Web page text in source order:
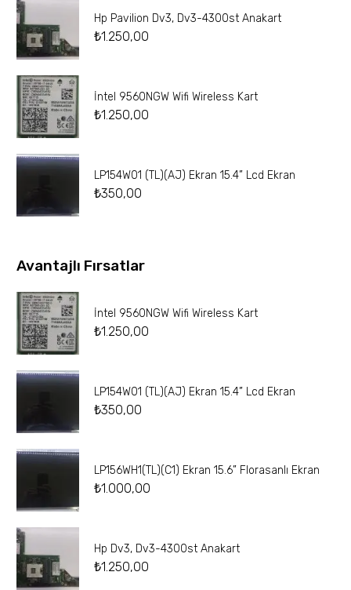
Hp Pavilion Dv3, Dv3-4300st Anakart
₺1.250,00
İntel 9560NGW Wifi Wireless Kart
₺1.250,00
LP154W01 (TL)(AJ) Ekran 15.4” Lcd Ekran
₺350,00
Avantajlı Fırsatlar
İntel 9560NGW Wifi Wireless Kart
₺1.250,00
LP154W01 (TL)(AJ) Ekran 15.4” Lcd Ekran
₺350,00
LP156WH1(TL)(C1) Ekran 15.6” Florasanlı Ekran
₺1.000,00
Hp Dv3, Dv3-4300st Anakart
₺1.250,00